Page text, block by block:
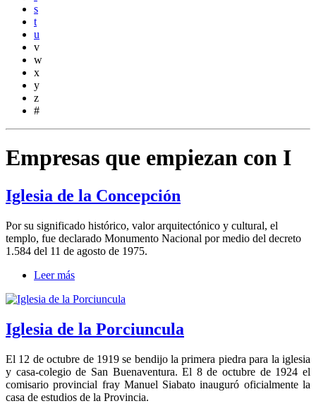
s
t
u
v
w
x
y
z
#
Empresas que empiezan con I
Iglesia de la Concepción
Por su significado histórico, valor arquitectónico y cultural, el
templo, fue declarado Monumento Nacional por medio del decreto
1.584 del 11 de agosto de 1975.
Leer más
Iglesia de la Porciuncula
El 12 de octubre de 1919 se bendijo la primera piedra para la iglesia
y casa-colegio de San Buenaventura. El 8 de octubre de 1924 el
comisario provincial fray Manuel Siabato inauguró oficialmente la
casa de estudios de la Provincia.